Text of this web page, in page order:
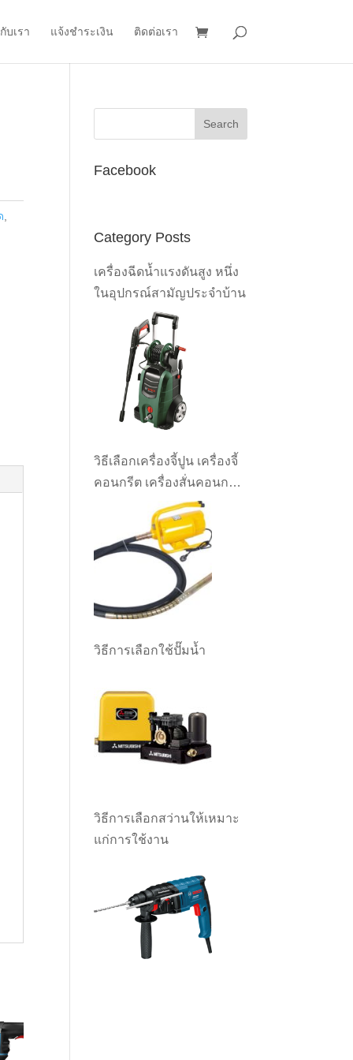
บเรา แจ้งชำระเงิน ติดต่อเรา
Facebook
Category Posts
เครื่องฉีดน้ำแรงดันสูง หนึ่ง
ในอุปกรณ์สามัญประจำบ้าน
วิธีเลือกเครื่องจี้ปูน เครื่องจี้
คอนกรีต เครื่องสั่นคอนกรีต
ให้เหมาะกับงาน
วิธีการเลือกใช้ปั๊มน้ำ
วิธีการเลือกสว่านให้เหมาะ
แก่การใช้งาน